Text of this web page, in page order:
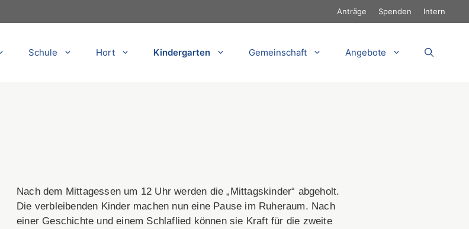
Anträge Spenden Intern
Schule Hort Kindergarten Gemeinschaft Angebote
Nach dem Mittagessen um 12 Uhr werden die „Mittagskinder“ abgeholt.
Die verbleibenden Kinder machen nun eine Pause im Ruheraum. Nach
einer Geschichte und einem Schlaflied können sie Kraft für die zweite